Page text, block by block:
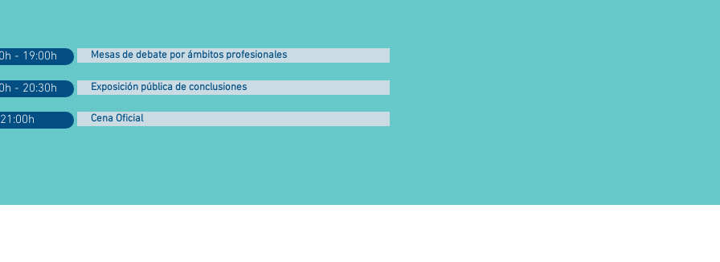
- 19:00h Mesas de debate por ámbitos profesionales
21:00h Cena Oficial
Exposición pública de conclusiones
- 20:30h